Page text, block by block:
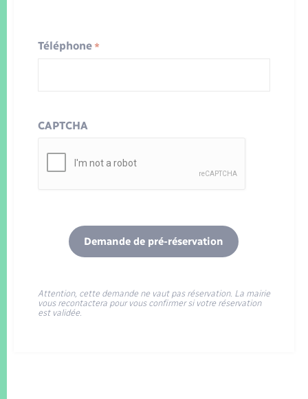
Téléphone *
CAPTCHA
Demande de pré-réservation
Attention, cette demande ne vaut pas réservation. La mairie
vous recontactera pour vous confirmer si votre réservation
est validée.